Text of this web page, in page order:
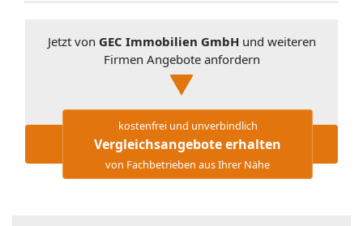
Jetzt von GEC Immobilien GmbHund weiteren
Firmen Angebote anfordern
kostenfrei und unverbindlich
Vergleichsangebote erhalten
von Fachbetrieben aus Ihrer Nähe